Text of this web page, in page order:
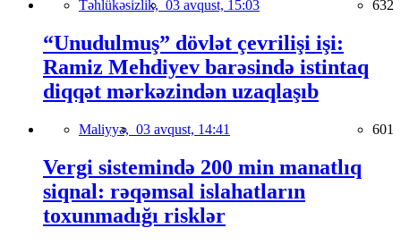
Təhlükəsizlik, 03 avqust, 15:03 632
“Unudulmuş” dövlət çevrilişi işi:
Ramiz Mehdiyev barəsində istintaq
diqqət mərkəzindən uzaqlaşıb
Maliyyə, 03 avqust, 14:41 601
Vergi sistemində 200 min manatlıq
siqnal: rəqəmsal islahatların
toxunmadığı risklər